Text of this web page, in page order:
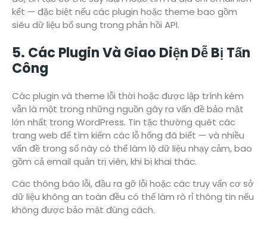
kết — đặc biệt nếu các plugin hoặc theme bao gồm
siêu dữ liệu bổ sung trong phản hồi API.
5. Các Plugin Và Giao Diện Dễ Bị Tấn
Công
Các plugin và theme lỗi thời hoặc được lập trình kém
vẫn là một trong những nguồn gây ra vấn đề bảo mật
lớn nhất trong WordPress. Tin tặc thường quét các
trang web để tìm kiếm các lỗ hổng đã biết — và nhiều
vấn đề trong số này có thể làm lộ dữ liệu nhạy cảm, bao
gồm cả email quản trị viên, khi bị khai thác.
Các thông báo lỗi, đầu ra gỡ lỗi hoặc các truy vấn cơ sở
dữ liệu không an toàn đều có thể làm rò rỉ thông tin nếu
không được bảo mật đúng cách.